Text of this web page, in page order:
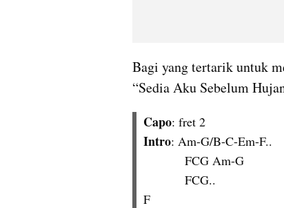
Bagi yang tertarik untuk
“Sedia Aku Sebelum
Capo: fret 2
Intro: Am-G/B-C-Em-F..
            FCG Am-G
            FCG..
F